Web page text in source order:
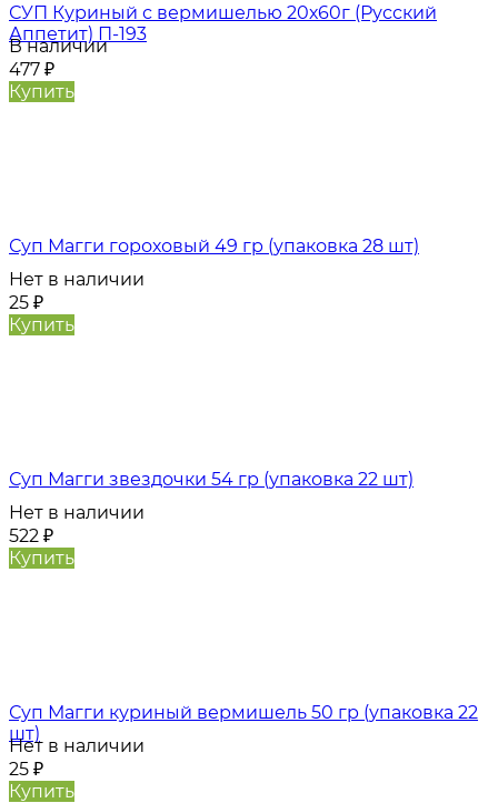
СУП Куриный с вермишелью 20х60г (Русский
Аппетит) П-193
В наличии
477 ₽
Купить
Суп Магги гороховый 49 гр (упаковка 28 шт)
Нет в наличии
25 ₽
Купить
Суп Магги звездочки 54 гр (упаковка 22 шт)
Нет в наличии
522 ₽
Купить
Суп Магги куриный вермишель 50 гр (упаковка 22
шт)
Нет в наличии
25 ₽
Купить